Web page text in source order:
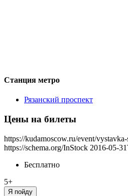
Станция метро
Рязанский проспект
Цены на билеты
https://kudamoscow.ru/event/
https://schema.org/InStock 2016-05-
Бесплатно
5+
Я пойду